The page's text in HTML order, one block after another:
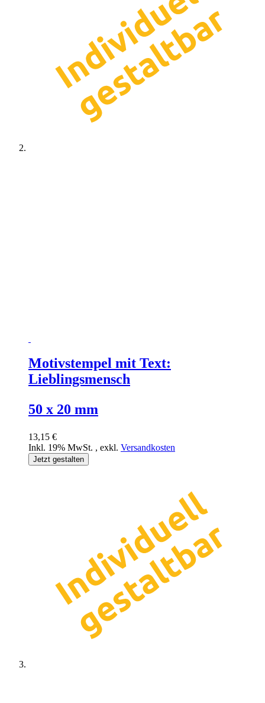
Motivstempel mit Text:
Lieblingsmensch
50 x 20 mm
13,15 €
Inkl. 19% MwSt. , exkl. Versandkosten
Jetzt gestalten